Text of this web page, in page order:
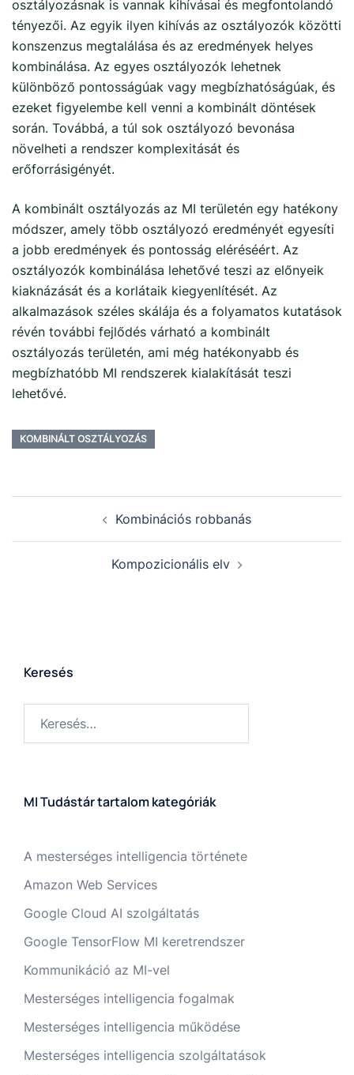
osztályozásnak is vannak kihívásai és megfontolandó
tényezői. Az egyik ilyen kihívás az osztályozók közötti
konszenzus megtalálása és az eredmények helyes
kombinálása. Az egyes osztályozók lehetnek
különböző pontosságúak vagy megbízhatóságúak, és
ezeket figyelembe kell venni a kombinált döntések
során. Továbbá, a túl sok osztályozó bevonása
növelheti a rendszer komplexitását és
erőforrásigényét.
A kombinált osztályozás az MI területén egy hatékony
módszer, amely több osztályozó eredményét egyesíti
a jobb eredmények és pontosság eléréséért. Az
osztályozók kombinálása lehetővé teszi az előnyeik
kiaknázását és a korlátaik kiegyenlítését. Az
alkalmazások széles skálája és a folyamatos kutatások
révén további fejlődés várható a kombinált
osztályozás területén, ami még hatékonyabb és
megbízhatóbb MI rendszerek kialakítását teszi
lehetővé.
KOMBINÁLT OSZTÁLYOZÁS
Kombinációs robbanás
Kompozicionális elv
Keresés
MI Tudástár tartalom kategóriák
A mesterséges intelligencia története
Amazon Web Services
Google Cloud AI szolgáltatás
Google TensorFlow MI keretrendszer
Kommunikáció az MI-vel
Mesterséges intelligencia fogalmak
Mesterséges intelligencia működése
Mesterséges intelligencia szolgáltatások